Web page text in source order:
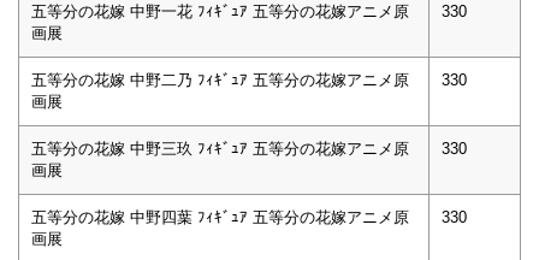
五等分の花嫁 中野一花 ﾌｨｷﾞｭｱ 五等分の花嫁アニメ原
画展
330
五等分の花嫁 中野二乃 ﾌｨｷﾞｭｱ 五等分の花嫁アニメ原
画展
330
五等分の花嫁 中野三玖 ﾌｨｷﾞｭｱ 五等分の花嫁アニメ原
画展
330
五等分の花嫁 中野四葉 ﾌｨｷﾞｭｱ 五等分の花嫁アニメ原
画展
330